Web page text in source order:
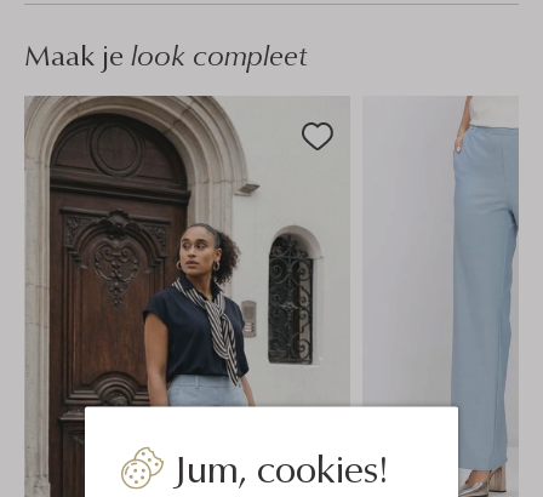
Jum, cookies!
Maak je look compleet